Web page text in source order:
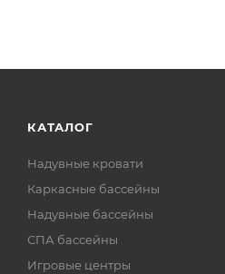
КАТАЛОГ
Надувные кровати
Каркасные бассейны
Надувные бассейны
СПА бассейны
Игровые центры